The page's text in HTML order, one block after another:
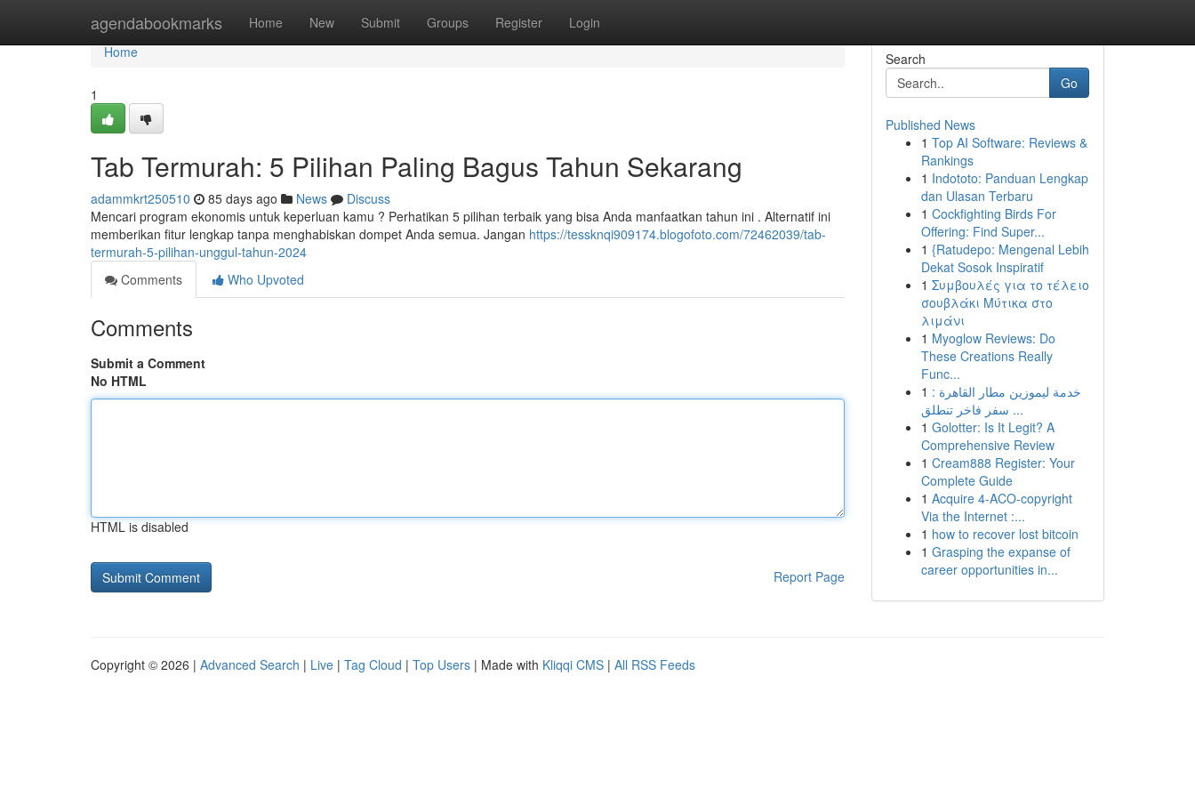
agendabookmarks Home New Submit Groups Register Login
Home
Home
1
Tab Termurah: 5 Pilihan Paling Bagus Tahun Sekarang
adammkrt250510 85 days ago News
Discuss
Mencari program ekonomis untuk keperluan kamu ? Perhatikan 5 pilihan terbaik yang bisa Anda manfaatkan tahun ini . Alternatif ini
memberikan fitur lengkap tanpa menghabiskan dompet Anda semua. Jangan https://tessknqi909174.blogofoto.com/72462039/tab-
termurah-5-pilihan-unggul-tahun-2024
Comments
Who Upvoted
Comments
Submit a Comment
No HTML
HTML is disabled
Report Page
Search
Go
Published News
1 Top AI Software: Reviews &
Rankings
1 Indototo: Panduan Lengkap
dan Ulasan Terbaru
1 Cockfighting Birds For
Offering: Find Super...
1 {Ratudepo: Mengenal Lebih
Dekat Sosok Inspiratif
1 Συμβουλές για το τέλειο
σουβλάκι Μύτικα στο
λιμάνι
1 Myoglow Reviews: Do
These Creations Really
Func...
1 خدمة ليموزين مطار القاهرة :
سفر فاخر تنطلق ...
1 Golotter: Is It Legit? A
Comprehensive Review
1 Cream888 Register: Your
Complete Guide
1 Acquire 4-ACO-copyright
Via the Internet :...
1 how to recover lost bitcoin
1 Grasping the expanse of
career opportunities in...
Copyright © 2026 | Advanced Search | Live | Tag Cloud | Top Users | Made with Kliqqi CMS | All RSS Feeds